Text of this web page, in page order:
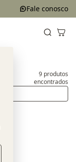
Fale conosco
9 produtos
encontrados